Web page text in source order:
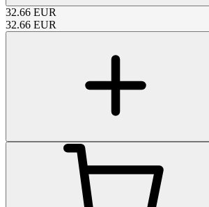
32.66 EUR
32.66 EUR